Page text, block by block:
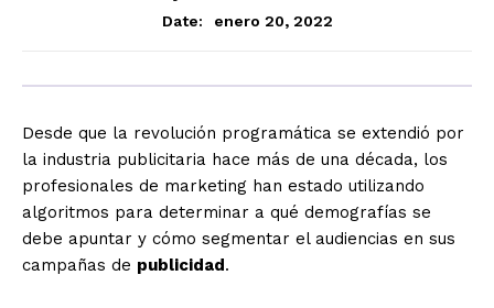
Date:
enero 20, 2022
Desde que la revolución programática se extendió por
la industria publicitaria hace más de una década, los
profesionales de marketing han estado utilizando
algoritmos para determinar a qué demografías se
debe apuntar y cómo segmentar el audiencias en sus
campañas de publicidad.